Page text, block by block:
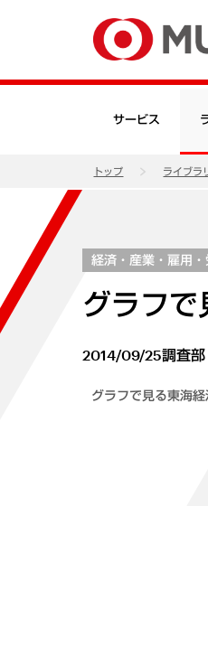
サービス
トップ ライブラ
経済・産業・雇用
グラフで
2014/09/25調査部
グラフで見る東海経